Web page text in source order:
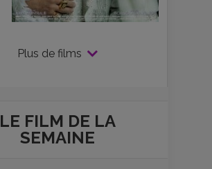
Plus de films
LE FILM DE LA
SEMAINE